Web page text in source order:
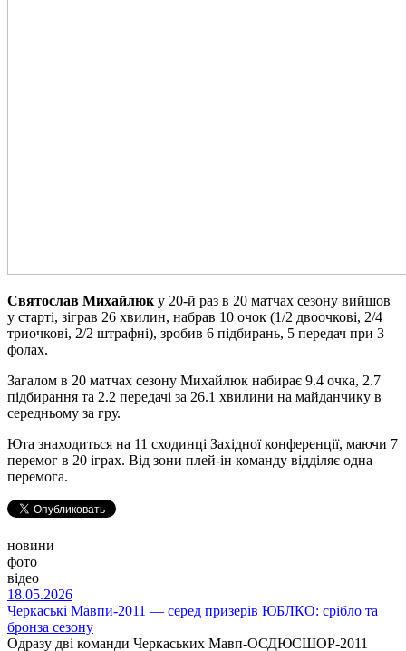
Святослав Михайлюк у 20-й раз в 20 матчах сезону вийшов
у старті, зіграв 26 хвилин, набрав 10 очок (1/2 двоочкові, 2/4
триочкові, 2/2 штрафні), зробив 6 підбирань, 5 передач при 3
фолах.
Загалом в 20 матчах сезону Михайлюк набирає 9.4 очка, 2.7
підбирання та 2.2 передачі за 26.1 хвилини на майданчику в
середньому за гру.
Юта знаходиться на 11 сходинці Західної конференції, маючи 7
перемог в 20 іграх. Від зони плей-ін команду відділяє одна
перемога.
новини
фото
відео
18.05.2026
Черкаські Мавпи-2011 — серед призерів ЮБЛКО: срібло та
бронза сезону
Одразу дві команди Черкаських Мавп-ОСДЮСШОР-2011